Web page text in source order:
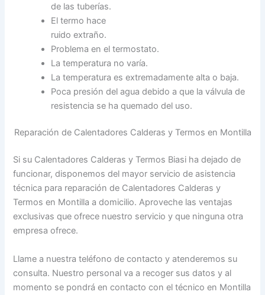
de las tuberías.
El termo hace
ruido extraño.
Problema en el termostato.
La temperatura no varía.
La temperatura es extremadamente alta o baja.
Poca presión del agua debido a que la válvula de
resistencia se ha quemado del uso.
Reparación de Calentadores Calderas y Termos en Montilla
Si su Calentadores Calderas y Termos Biasi ha dejado de
funcionar, disponemos del mayor servicio de asistencia
técnica para reparación de Calentadores Calderas y
Termos en Montilla a domicilio. Aproveche las ventajas
exclusivas que ofrece nuestro servicio y que ninguna otra
empresa ofrece.
Llame a nuestra teléfono de contacto y atenderemos su
consulta. Nuestro personal va a recoger sus datos y al
momento se pondrá en contacto con el técnico en Montilla